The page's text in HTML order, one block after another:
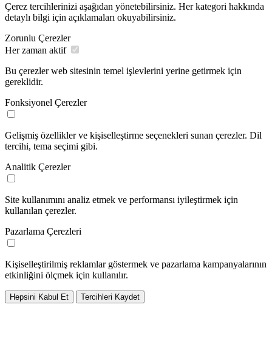
Çerez tercihlerinizi aşağıdan yönetebilirsiniz. Her kategori hakkında
detaylı bilgi için açıklamaları okuyabilirsiniz.
Zorunlu Çerezler
Her zaman aktif
Bu çerezler web sitesinin temel işlevlerini yerine getirmek için
gereklidir.
Fonksiyonel Çerezler
Gelişmiş özellikler ve kişiselleştirme seçenekleri sunan çerezler. Dil
tercihi, tema seçimi gibi.
Analitik Çerezler
Site kullanımını analiz etmek ve performansı iyileştirmek için
kullanılan çerezler.
Pazarlama Çerezleri
Kişiselleştirilmiş reklamlar göstermek ve pazarlama kampanyalarının
etkinliğini ölçmek için kullanılır.
Hepsini Kabul Et Tercihleri Kaydet